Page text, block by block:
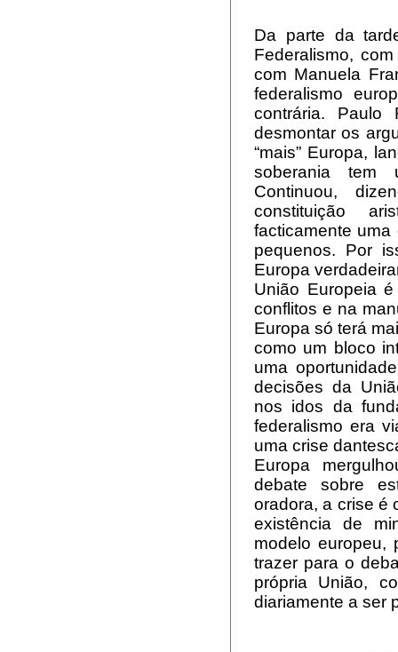
Da parte da
Federalismo,
com Manuela
federalismo
contrária. Paulo
desmontar os
“mais” Europa,
soberania tem
Continuou,
constituição
facticamente
pequenos. Por
Europa
União Europeia
conflitos e na
Europa só terá
como um bloco
uma
decisões da
nos idos da
federalismo era
uma crise
Europa
debate sobre
oradora, a crise é
existência de
modelo europeu,
trazer para o
própria União,
diariamente a ser